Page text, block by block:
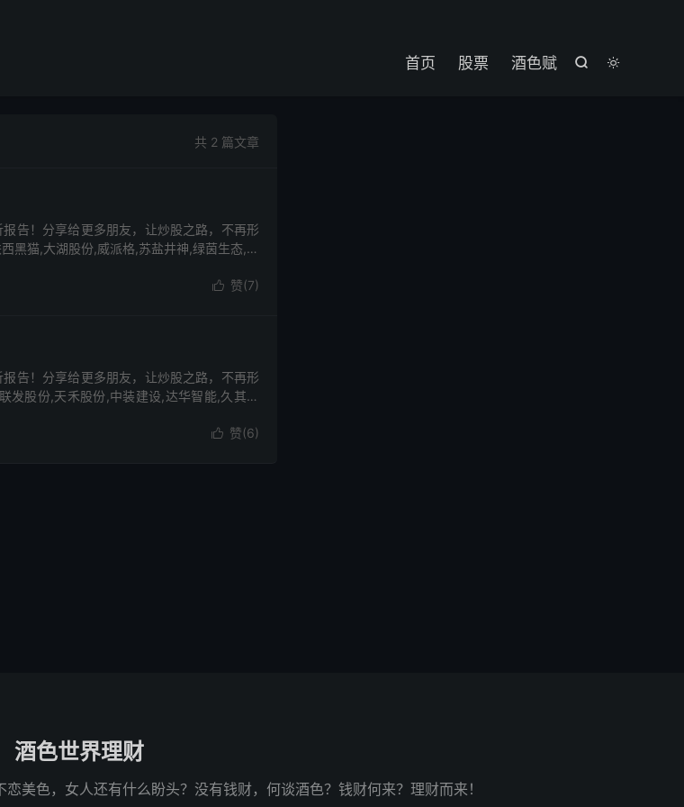


首页 股票 酒色赋
共 2 篇文章
告！分享给更多朋友，让炒股之路，不再形
黑猫,大湖股份,威派格,苏盐井神,绿茵生态,百
 赞(7)
告！分享给更多朋友，让炒股之路，不再形
发股份,天禾股份,中装建设,达华智能,久其软
 赞(6)
酒色世界理财
美色，女人还有什么盼头？没有钱财，何谈酒色？钱财何来？理财而来！